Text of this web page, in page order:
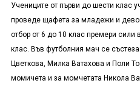
Учениците от първи до шести клас
проведе щафета за младежи и
отбор от 6 до 10 клас премери сили
клас. Във футболния мач се
Цветкова, Милка Ватахова и Поли
момичета и за момчетата Никола